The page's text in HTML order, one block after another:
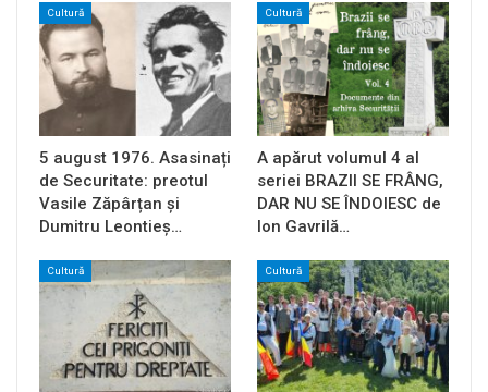
Cultură
5 august 1976. Asasinați
de Securitate: preotul
Vasile Zăpârțan și
Dumitru Leontieș…
Cultură
A apărut volumul 4 al
seriei BRAZII SE FRÂNG,
DAR NU SE ÎNDOIESC de
Ion Gavrilă…
Cultură Cultură